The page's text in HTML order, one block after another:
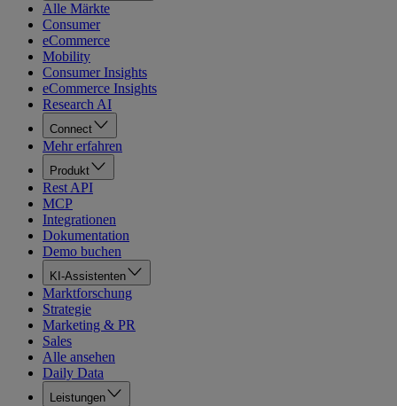
Alle Märkte
Consumer
eCommerce
Mobility
Consumer Insights
eCommerce Insights
Research AI
Connect
Mehr erfahren
Produkt
Rest API
MCP
Integrationen
Dokumentation
Demo buchen
KI-Assistenten
Marktforschung
Strategie
Marketing & PR
Sales
Alle ansehen
Daily Data
Leistungen